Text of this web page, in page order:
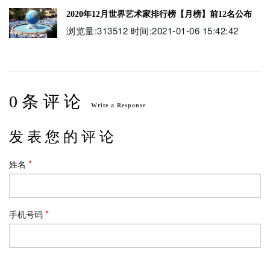
2020年12月世界艺术家排行榜【月榜】前12名公布
浏览量:313512 时间:2021-01-06 15:42:42
0 条 评 论 Write a Response
发 表 您 的 评 论
姓名
手机号码